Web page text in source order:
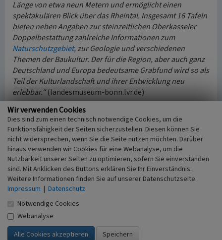
Länge von etwa neun Metern und ermöglicht einen
spektakulären Blick über das Rheintal. Insgesamt 16 Tafeln
bieten neben Angaben zur steinzeitlichen Oberkasseler
Doppelbestattung zahlreiche Informationen zum
Naturschutzgebiet, zur Geologie und verschiedenen
Themen der Baukultur. Der für die Region, aber auch ganz
Deutschland und Europa bedeutsame Grabfund wird so als
Teil der Kulturlandschaft und ihrer Entwicklung neu
erlebbar.“(landesmuseum-bonn.lvr.de)
(Franz-Josef Knöchel, LVR-Redaktion KuLaDig, 2014/2022)
Internet
de.wikipedia.org: Doppelgrab von Oberkassel (abgerufen
13.01.2014)
landesmuseum-bonn.lvr.de: Presseinformation „Die
Aussichts- und Informationsplattform an der Rabenlay in
Bonn-Oberkassel ist eröffnet“ (PDF, 119.9 kB, 23.09.2019,
abgerufen 06.04.2022)
www.rlmb.lvr.de
Oberkassel (abgerufen 13.01.2014, Inhalt nicht mehr
verfügbar 06.04.2022)
Wir verwenden Cookies
Dies sind zum einen technisch notwendige Cookies, um die
Funktionsfähigkeit der Seiten sicherzustellen. Diesen können Sie
nicht widersprechen, wenn Sie die Seite nutzen möchten. Darüber
hinaus verwenden wir Cookies für eine Webanalyse, um die
Nutzbarkeit unserer Seiten zu optimieren, sofern Sie einverstanden
sind. Mit Anklicken des Buttons erklären Sie Ihr Einverständnis.
Weitere Informationen finden Sie auf unserer Datenschutzseite.
Impressum | Datenschutz
Notwendige Cookies
Webanalyse